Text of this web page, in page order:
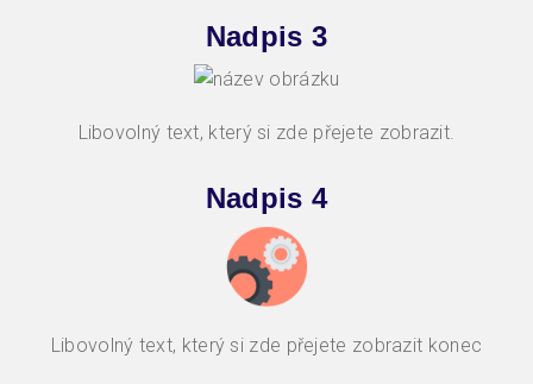
Nadpis 3
Libovolný text, který si zde přejete zobrazit.
Nadpis 4
Libovolný text, který si zde přejete zobrazit konec